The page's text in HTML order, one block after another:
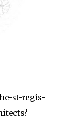
st-regis-